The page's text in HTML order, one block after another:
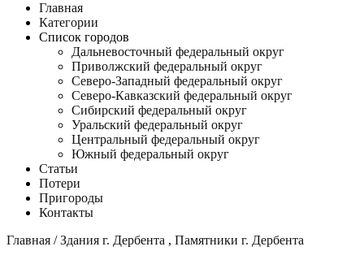
Главная
Категории
Список городов
Дальневосточный федеральный округ
Приволжский федеральный округ
Северо-Западный федеральный округ
Северо-Кавказский федеральный округ
Сибирский федеральный округ
Уральский федеральный округ
Центральный федеральный округ
Южный федеральный округ
Статьи
Потери
Пригороды
Контакты
Главная /Здания г. Дербента , Памятники г. Дербента